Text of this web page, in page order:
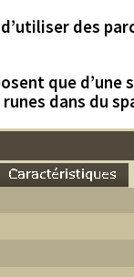
des
que d’une
dans du